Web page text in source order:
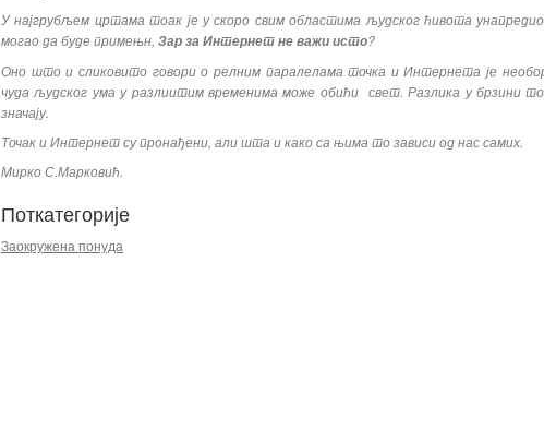
Унајгрубљем цртама тоак је у скоро свим областима људског ћивота
могао да буде примењн, Зар за Интернет не важи исто?
Оно што и сликовито говори о релним паралелама точка и Интернета је
чуда људског ума у разлиитим временима може обићи свет. Разлика у брзини
значају.
Точак и Интернет су пронађени, али шта и како са њима то зависи од нас самих.
Мирко С.Марковић.
Поткатегорије
Заокружена понуда